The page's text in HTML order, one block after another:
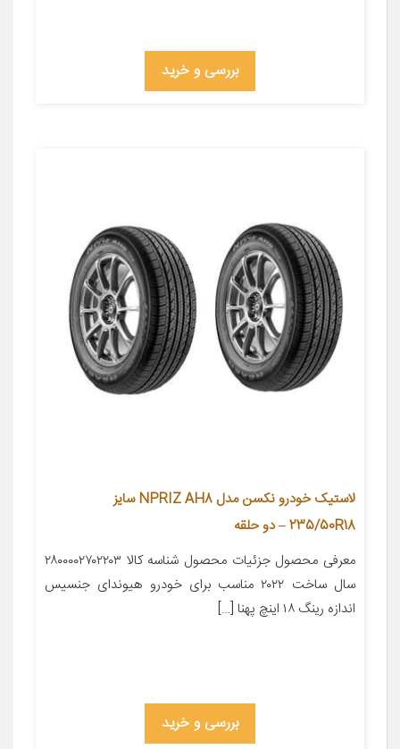
بررسی و خرید
لاستیک خودرو نکسن مدل NPRIZ AH8 سایز
235/50R18 – دو حلقه
معرفی محصول جزئیات محصول شناسه کالا ۲۸۰۰۰۰۲۷۰۲۲۰۳
سال ساخت ۲۰۲۲ مناسب برای خودرو هیوندای جنسیس
اندازه رینگ ۱۸ اینچ پهنا […]
بررسی و خرید